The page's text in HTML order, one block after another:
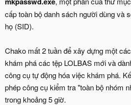
cấp toàn bộ danh sách người dùng và
họ (SID).
Chako mất 2 tuần để xây dựng một
khám phá các tệp LOLBAS mới và
công cụ tự động hóa việc khám phá.
phép công cụ kiểm tra "toàn bộ nhóm
trong khoảng 5 giờ.